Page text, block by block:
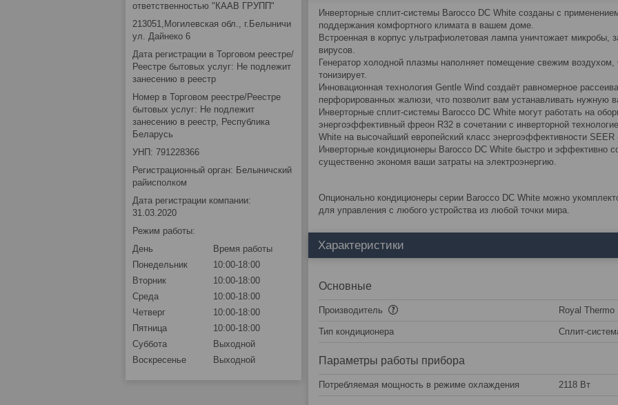
Инверторные сплит-системы Barocco DC White созданы с
поддержания комфортного климата в вашем доме.
Встроенная в корпус ультрафиолетовая лампа уничтожает микробы,
вирусов.
Генератор холодной плазмы наполняет помещение свежим воздухом,
тонизирует.
Инновационная технология Gentle Wind создаёт равномерное
перфорированных жалюзи, что позволит вам устанавливать нужную
Инверторные сплит-системы Barocco DC White могут работать на
энергоэффективный фреон R32 в сочетании с инверторной
White на высочайший европейский класс энергоэффективности SEER
Инверторные кондиционеры Barocco DC White быстро и эффективно
существенно экономя ваши затраты на электроэнергию.
Опционально кондиционеры серии Barocco DC White можно
для управления с любого устройства из любой точки мира.
Характеристики
Основные
Производитель Royal Thermo
Тип кондиционера Сплит-
Параметры работы прибора
Потребляемая мощность в режиме охлаждения 2118 Вт
ответственностью "КААВ ГРУПП"
213051,Могилевская обл., г.Белыничи
ул. Дайнеко 6
Дата регистрации в Торговом реестре/
Реестре бытовых услуг: Не подлежит
занесению в реестр
Номер в Торговом реестре/Реестре
бытовых услуг: Не подлежит
занесению в реестр, Республика
Беларусь
УНП: 791228366
Регистрационный орган: Белыничский
райисполком
Дата регистрации компании:
31.03.2020
Режим работы:
День
Время работы
Понедельник
10:00-18:00
Вторник
10:00-18:00
Среда
10:00-18:00
Четверг
10:00-18:00
Пятница
10:00-18:00
Суббота
Выходной
Воскресенье
Выходной